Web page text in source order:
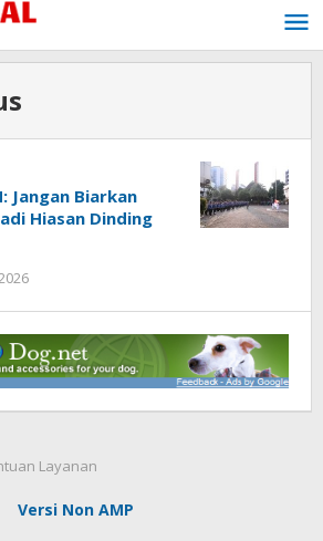
Jangan Biarkan
Hiasan Dinding
Viral
Layanan
Versi Non AMP